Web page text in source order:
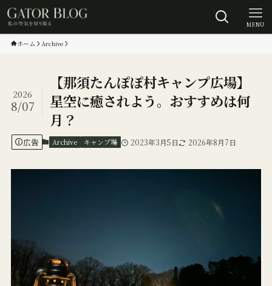
MENU
ホーム Archive
【那須たんぽぽ村キャンプ広場】
星空に癒されよう。おすすめは何
月？
2026
8/07
広告 Archive キャンプ場 2023年3月5日 2026年8月7日